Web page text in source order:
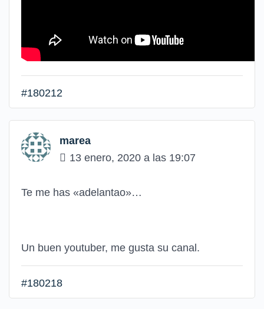
#180212
marea
13 enero, 2020 a las 19:07
Te me has «adelantao»…
Un buen youtuber, me gusta su canal.
#180218